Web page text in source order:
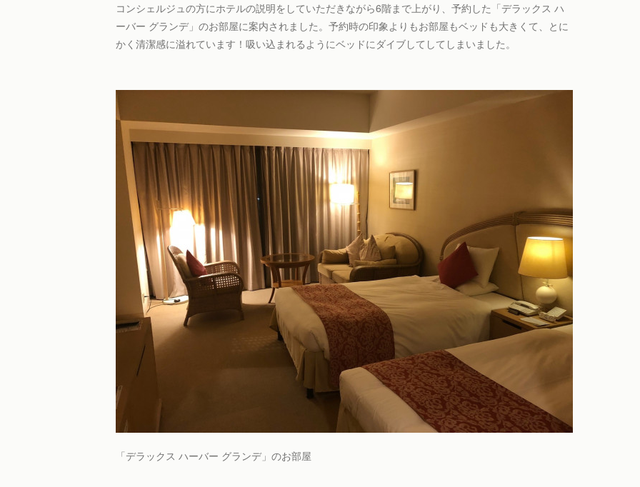
コンシェルジュの方にホテルの説明をしていただきながら6階まで上がり、予約した「デラックス ハ
ーバー グランデ」のお部屋に案内されました。予約時の印象よりもお部屋もベッドも大きくて、とに
かく清潔感に溢れています！吸い込まれるようにベッドにダイブしてしてしまいました。
「デラックス ハーバー グランデ」のお部屋